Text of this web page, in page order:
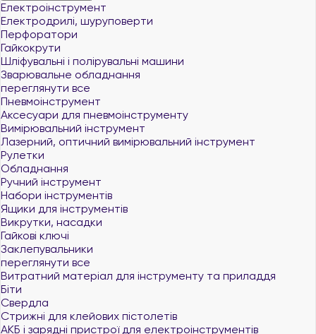
Електроінструмент
Електродрилі, шуруповерти
Перфоратори
Гайкокрути
Шліфувальні і полірувальні машини
Зварювальне обладнання
переглянути все
Пневмоінструмент
Аксесуари для пневмоінструменту
Вимірювальний інструмент
Лазерний, оптичний вимірювальний інструмент
Рулетки
Обладнання
Ручний інструмент
Набори інструментів
Ящики для інструментів
Викрутки, насадки
Гайкові ключі
Заклепувальники
переглянути все
Витратний матеріал для інструменту та приладдя
Біти
Свердла
Стрижні для клейових пістолетів
АКБ і зарядні пристрої для електроінструментів